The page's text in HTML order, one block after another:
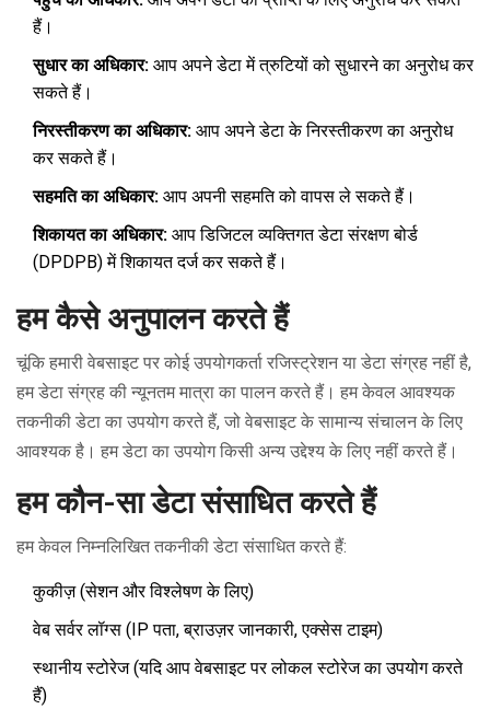
हैं।
सुधार का अधिकार: आप अपने डेटा में त्रुटियों को सुधारने का अनुरोध कर
सकते हैं।
निरस्तीकरण का अधिकार: आप अपने डेटा के निरस्तीकरण का अनुरोध
कर सकते हैं।
सहमति का अधिकार: आप अपनी सहमति को वापस ले सकते हैं।
शिकायत का अधिकार: आप डिजिटल व्यक्तिगत डेटा संरक्षण बोर्ड
(DPDPB) में शिकायत दर्ज कर सकते हैं।
हम कैसे अनुपालन करते हैं
चूंकि हमारी वेबसाइट पर कोई उपयोगकर्ता रजिस्ट्रेशन या डेटा संग्रह नहीं है,
हम डेटा संग्रह की न्यूनतम मात्रा का पालन करते हैं। हम केवल आवश्यक
तकनीकी डेटा का उपयोग करते हैं, जो वेबसाइट के सामान्य संचालन के लिए
आवश्यक है। हम डेटा का उपयोग किसी अन्य उद्देश्य के लिए नहीं करते हैं।
हम कौन-सा डेटा संसाधित करते हैं
हम केवल निम्नलिखित तकनीकी डेटा संसाधित करते हैं:
कुकीज़ (सेशन और विश्लेषण के लिए)
वेब सर्वर लॉग्स (IP पता, ब्राउज़र जानकारी, एक्सेस टाइम)
स्थानीय स्टोरेज (यदि आप वेबसाइट पर लोकल स्टोरेज का उपयोग करते
हैं)